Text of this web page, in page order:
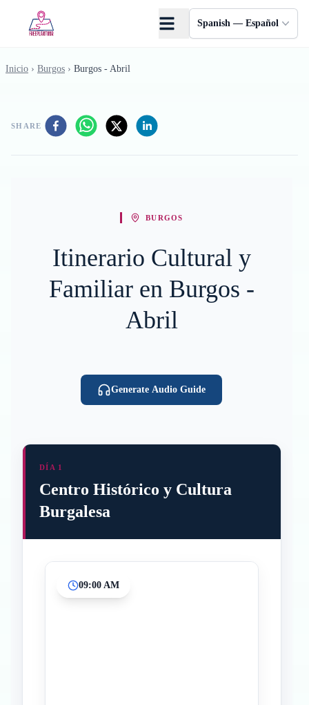
Spanish — Español
Inicio › Burgos › Burgos - Abril
SHARE
BURGOS
Itinerario Cultural y
Familiar en Burgos -
Abril
Generate Audio Guide
DÍA 1
Centro Histórico y Cultura
Burgalesa
09:00 AM